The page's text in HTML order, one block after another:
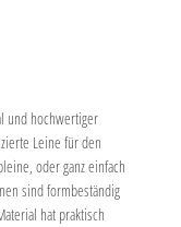
und hochwertiger
Leine für den
oder ganz einfach
sind formbeständig
hat praktisch